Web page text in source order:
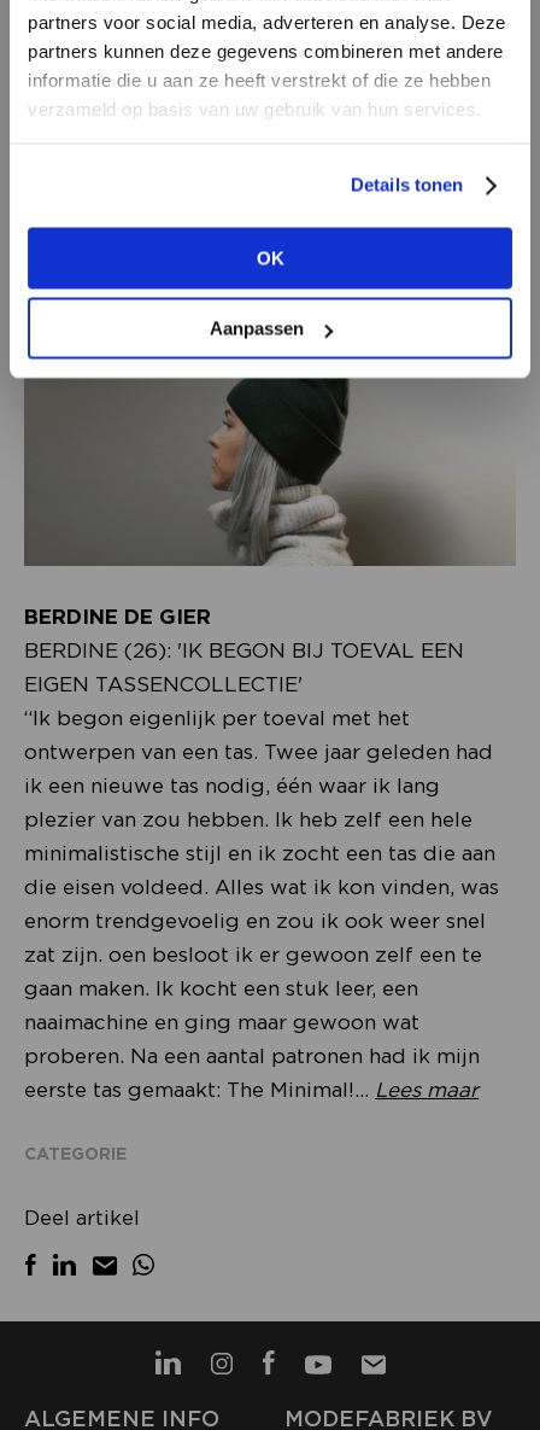
partners voor social media, adverteren en analyse. Deze
partners kunnen deze gegevens combineren met andere
informatie die u aan ze heeft verstrekt of die ze hebben
verzameld op basis van uw gebruik van hun services.
Details tonen
OK
Aanpassen
HEB JE NOG GEEN
ACCOUNT?
aan of bekijk de andere mogelijkheden.
BEKIJK ALLE OPTIES
PIMPSANDPEARLS
TIJD VOOR IETS NIEUWS!
Naast PimpsandPearls lanceren wij een nieuw
collectie richten we
ons naast de sieraden- en modebranche ook op
hair- wellness en beauty. Misschien ook leuk
voor jouw salon of studio?...Lees meer
BERDINE DE GIER
BERDINE (26): 'IK BEGON BIJ TOEVAL EEN
EIGEN TASSENCOLLECTIE'
“Ik begon eigenlijk per toeval met het
ontwerpen van een tas. Twee jaar geleden had
ik een nieuwe tas nodig, één waar ik lang
plezier van zou hebben. Ik heb zelf een hele
minimalistische stijl en ik zocht een tas die aan
die eisen voldeed. Alles wat ik kon vinden, was
enorm trendgevoelig en zou ik ook weer snel
zat zijn. oen besloot ik er gewoon zelf een te
gaan maken. Ik kocht een stuk leer, een
naaimachine en ging maar gewoon wat
proberen. Na een aantal patronen had ik mijn
eerste tas gemaakt: The Minimal!... Lees maar
CATEGORIE
Deel artikel
ALGEMENE INFO MODEFABRIEK BV